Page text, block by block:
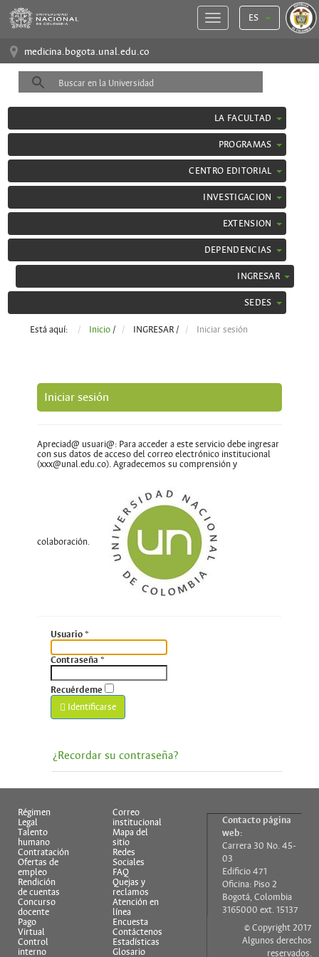
ES
medicina.bogota.unal.edu.co
LA FACULTAD
PROGRAMAS
CENTRO EDITORIAL
INVESTIGACION
EXTENSION
DEPENDENCIAS
INGRESAR
SEDES
Está aquí: Inicio / INGRESAR / Iniciar sesión
Iniciar sesión
Apreciad@ usuari@: Para acceder a este servicio debe ingresar
con sus datos de acceso del correo electrónico institucional
(xxx@unal.edu.co). Agradecemos su comprensión y
colaboración.
Usuario*
Contraseña *
Recuérdeme
Identificarse
¿Recordar su contraseña?
Régimen
Legal
Talento
humano
Contratación
Ofertas de
empleo
Rendición
de cuentas
Concurso
docente
Pago
Virtual
Control
interno
Correo
institucional
Mapa del
sitio
Redes
Sociales
FAQ
Quejas y
reclamos
Atención en
línea
Encuesta
Contáctenos
Estadísticas
Glosario
Contacto página
web:
Carrera 30 No. 45-
03
Edificio 471
Oficina: Piso 2
Bogotá, Colombia
3165000 ext. 15137
© Copyright 2017
Algunos derechos
reservados.